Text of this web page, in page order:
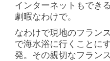
インターネットもでき
劇暇なわけで。
なわけで現地のフラン
で海水浴に行くことに
発。その親切なフラン